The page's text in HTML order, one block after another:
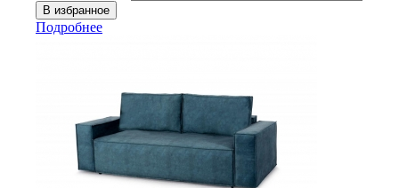
Подробнее